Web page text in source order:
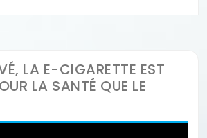
LA E-CIGARETTE EST
LA SANTÉ QUE LE